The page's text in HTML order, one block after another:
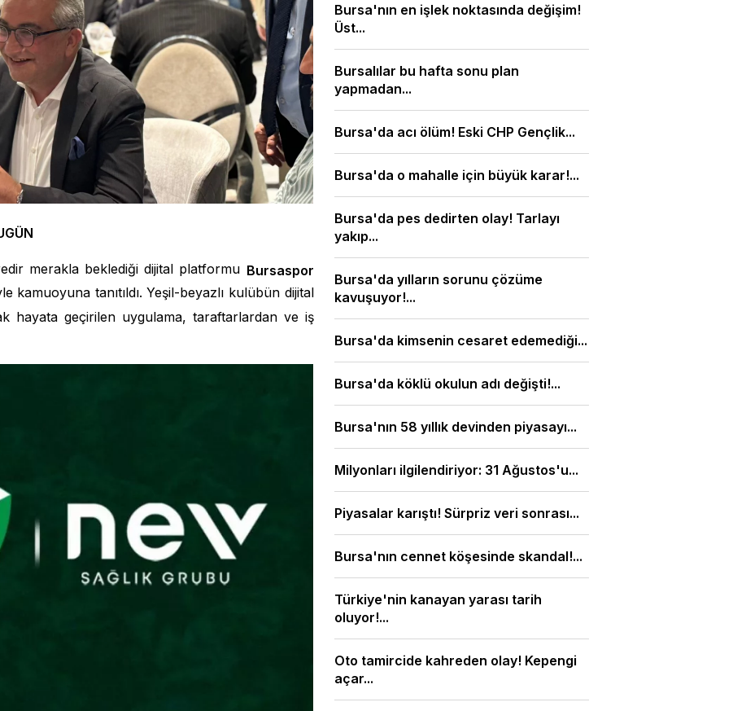
merakla beklediği dijital platformu Bursaspor
kamuoyuna tanıtıldı. Yeşil-beyazlı kulübün dijital
hayata geçirilen uygulama, taraftarlardan ve iş
Bursa'nın en işlek noktasında değişim!
Üst...
Bursalılar bu hafta sonu plan
yapmadan...
Bursa'da acı ölüm! Eski CHP Gençlik...
Bursa'da o mahalle için büyük karar!...
Bursa'da pes dedirten olay! Tarlayı
yakıp...
Bursa'da yılların sorunu çözüme
kavuşuyor!...
Bursa'da kimsenin cesaret edemediği...
Bursa'da köklü okulun adı değişti!...
Bursa'nın 58 yıllık devinden piyasayı...
Milyonları ilgilendiriyor: 31 Ağustos'u...
Piyasalar karıştı! Sürpriz veri sonrası...
Bursa'nın cennet köşesinde skandal!...
Türkiye'nin kanayan yarası tarih
oluyor!...
Oto tamircide kahreden olay! Kepengi
açar...